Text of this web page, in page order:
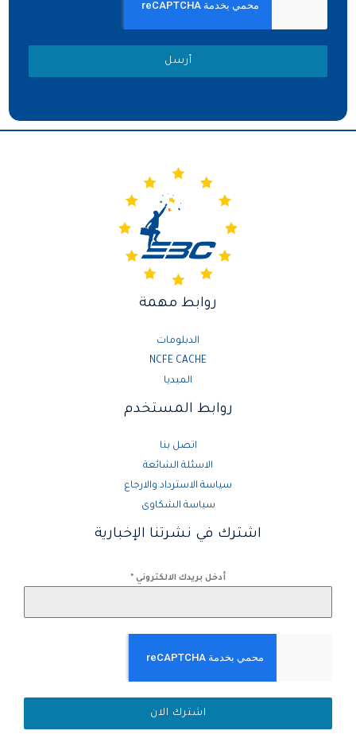
أرسل
روابط مهمة
الدبلومات
NCFE CACHE
الميديا
روابط المستخدم
اتصل بنا
الاسئلة الشائعة
سياسة الاسترداد والارجاع
سياسة الشكاوى
اشترك في نشرتنا الإخبارية
أدخل بريدك الالكتروني *
اشترك الان